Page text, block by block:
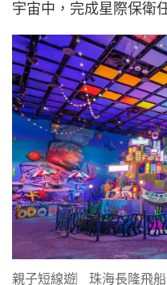
宇宙中，完成星際保衛
親子短線遊︳珠海長隆飛